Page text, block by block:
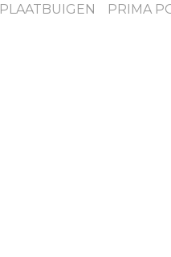
PLAATBUIGEN PRIMA